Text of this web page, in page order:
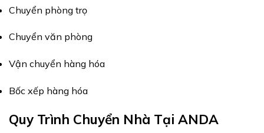
Chuyển phòng trọ
Chuyển văn phòng
Vận chuyển hàng hóa
Bốc xếp hàng hóa
Quy Trình Chuyển Nhà Tại ANDA